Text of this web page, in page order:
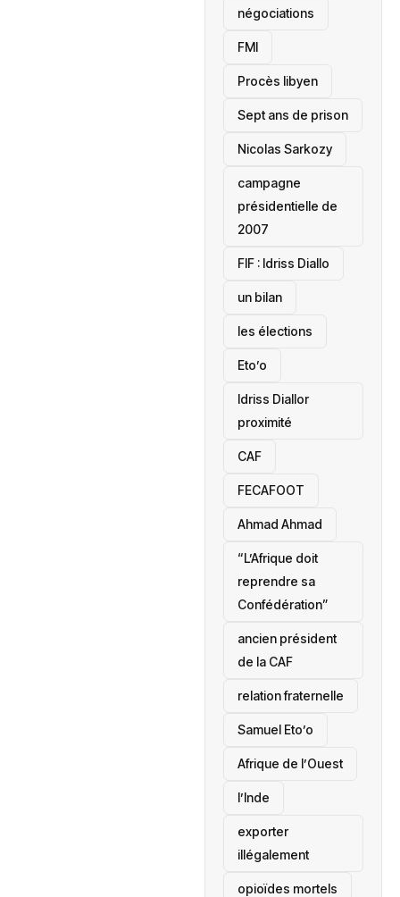
négociations
FMI
Procès libyen
Sept ans de prison
Nicolas Sarkozy
campagne
présidentielle de
2007
‎FIF : Idriss Diallo
un bilan
les élections
Eto’o
Idriss Diallor
proximité
CAF
FECAFOOT
‎Ahmad Ahmad
“L’Afrique doit
reprendre sa
Confédération”
ancien président
de la CAF
relation fraternelle
Samuel Eto’o
Afrique de l’Ouest
l’Inde
exporter
illégalement
opioïdes mortels